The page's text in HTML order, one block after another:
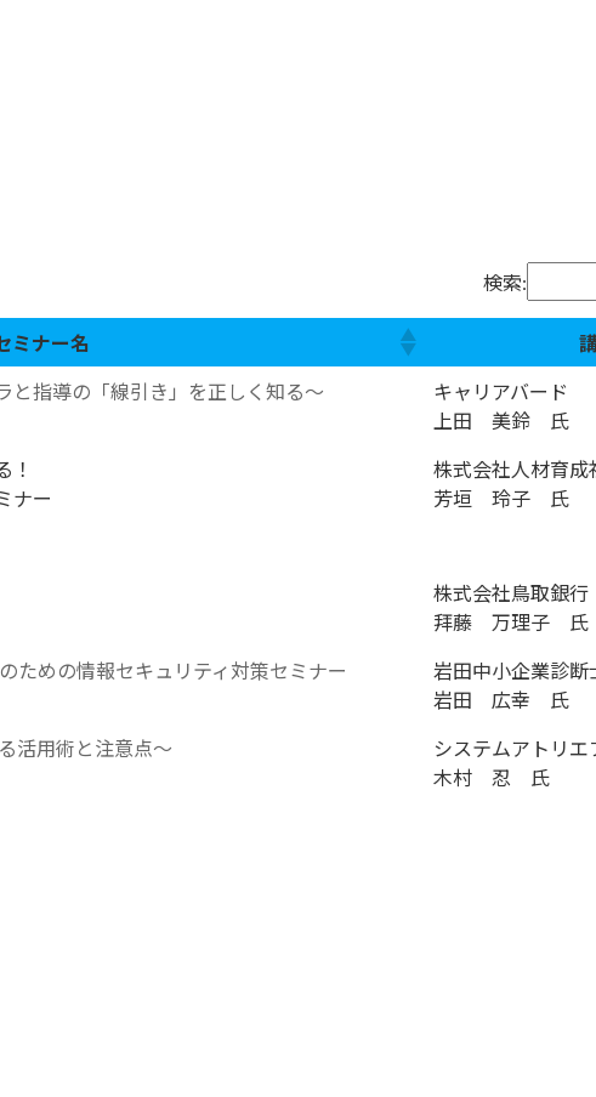
検索:
ミナー名
と指導の「線引き」を正しく知る～
キャリアバード
上田 美鈴 氏
！
ナー
株式会社人材育成
芳垣 玲子 氏
株式会社鳥取銀行
拜藤 万理子 氏
ための情報セキュリティ対策セミナー
岩田中小企業診
岩田 広幸 氏
活用術と注意点～
システムアトリ
木村 忍 氏